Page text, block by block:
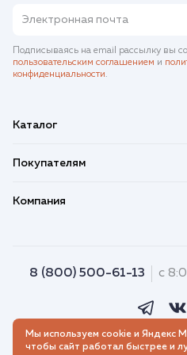
Подписываясь на email рассылку вы
пользовательским соглашением и
конфиденциальности.
Каталог
Покупателям
Компания
8 (800) 500-61-13 с
Мы используем cookie и Яндекс
чтобы сайт работал быстрее и